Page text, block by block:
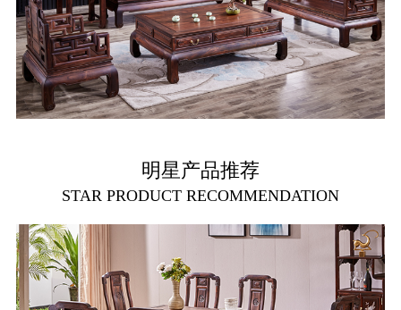
明星产品推荐
STAR PRODUCT RECOMMENDATION